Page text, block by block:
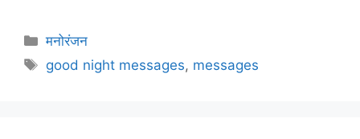
Categories
मनोरंजन
Tags
good night messages, messages